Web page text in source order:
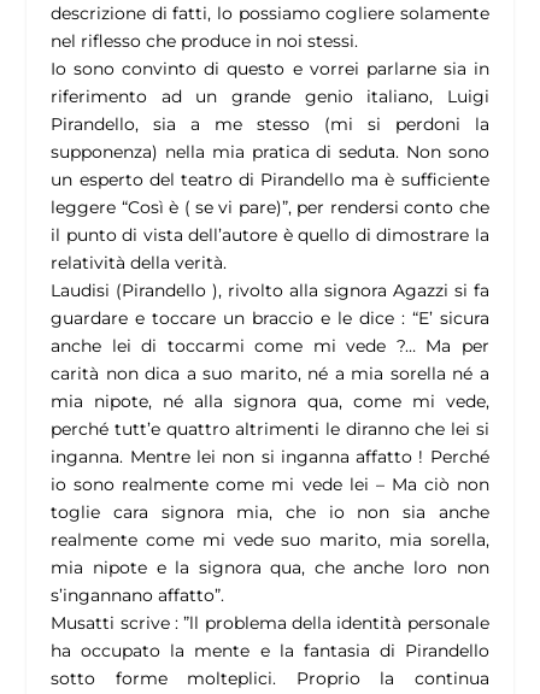
descrizione di fatti, lo possiamo cogliere solamente
nel riflesso che produce in noi stessi.
Io sono convinto di questo e vorrei parlarne sia in
riferimento ad un grande genio italiano, Luigi
Pirandello, sia a me stesso (mi si perdoni la
supponenza) nella mia pratica di seduta. Non sono
un esperto del teatro di Pirandello ma è sufficiente
leggere “Così è ( se vi pare)”, per rendersi conto che
il punto di vista dell’autore è quello di dimostrare la
relatività della verità.
Laudisi (Pirandello ), rivolto alla signora Agazzi si fa
guardare e toccare un braccio e le dice : “E’ sicura
anche lei di toccarmi come mi vede ?… Ma per
carità non dica a suo marito, né a mia sorella né a
mia nipote, né alla signora qua, come mi vede,
perché tutt’e quattro altrimenti le diranno che lei si
inganna. Mentre lei non si inganna affatto ! Perché
io sono realmente come mi vede lei – Ma ciò non
toglie cara signora mia, che io non sia anche
realmente come mi vede suo marito, mia sorella,
mia nipote e la signora qua, che anche loro non
s’ingannano affatto”.
Musatti scrive : ”ll problema della identità personale
ha occupato la mente e la fantasia di Pirandello
sotto forme molteplici. Proprio la continua